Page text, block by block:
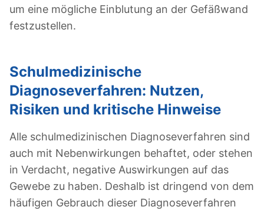
um eine mögliche Einblutung an der Gefäßwand
festzustellen.
Schulmedizinische
Diagnoseverfahren: Nutzen,
Risiken und kritische Hinweise
Alle schulmedizinischen Diagnoseverfahren sind
auch mit Nebenwirkungen behaftet, oder stehen
in Verdacht, negative Auswirkungen auf das
Gewebe zu haben. Deshalb ist dringend von dem
häufigen Gebrauch dieser Diagnoseverfahren